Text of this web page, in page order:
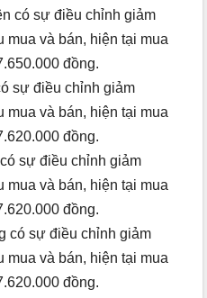
có sự điều chỉnh giảm
mua và bán, hiện tại mua
đồng.
sự điều chỉnh giảm
mua và bán, hiện tại mua
đồng.
sự điều chỉnh giảm
mua và bán, hiện tại mua
đồng.
có sự điều chỉnh giảm
mua và bán, hiện tại mua
đồng.